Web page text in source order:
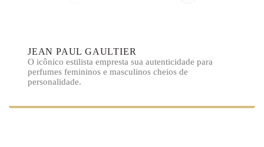
JEAN PAUL GAULTIER
O icônico estilista empresta sua autenticidade para
perfumes femininos e masculinos cheios de
personalidade.